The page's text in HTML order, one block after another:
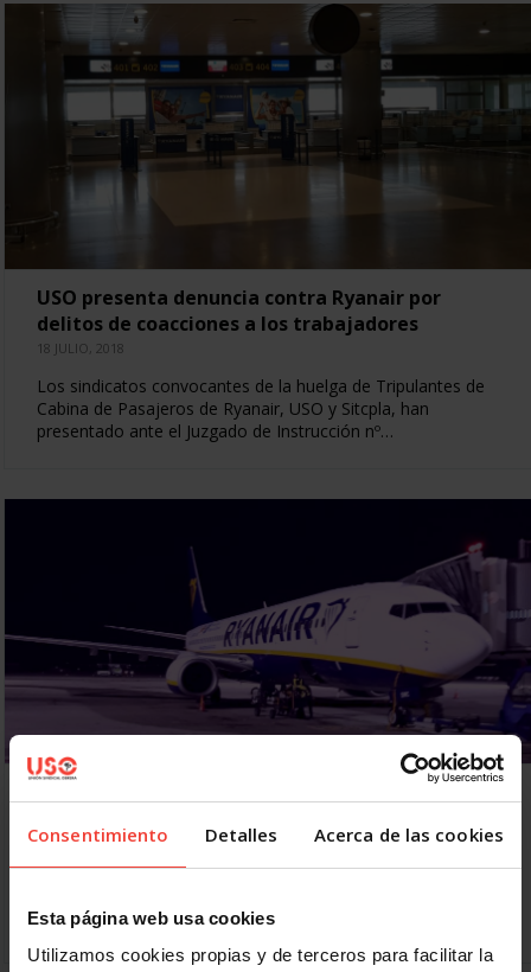
Consentimiento Detalles Acerca de las cookies
Esta página web usa cookies
Utilizamos cookies propias y de terceros para facilitar la
USO presenta denuncia contra Ryanair por
delitos de coacciones a los trabajadores
18 JULIO, 2018
Los sindicatos convocantes de la huelga de Tripulantes de
Cabina de Pasajeros de Ryanair, USO y Sitcpla, han
presentado ante el Juzgado de Instrucción nº…
USO interpondrá denuncias ante Inspección de
17 JULIO, 2018
sobre si secundarán…